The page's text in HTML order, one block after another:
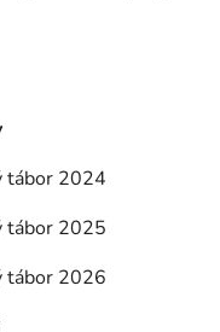
tábor 2024
tábor 2025
tábor 2026